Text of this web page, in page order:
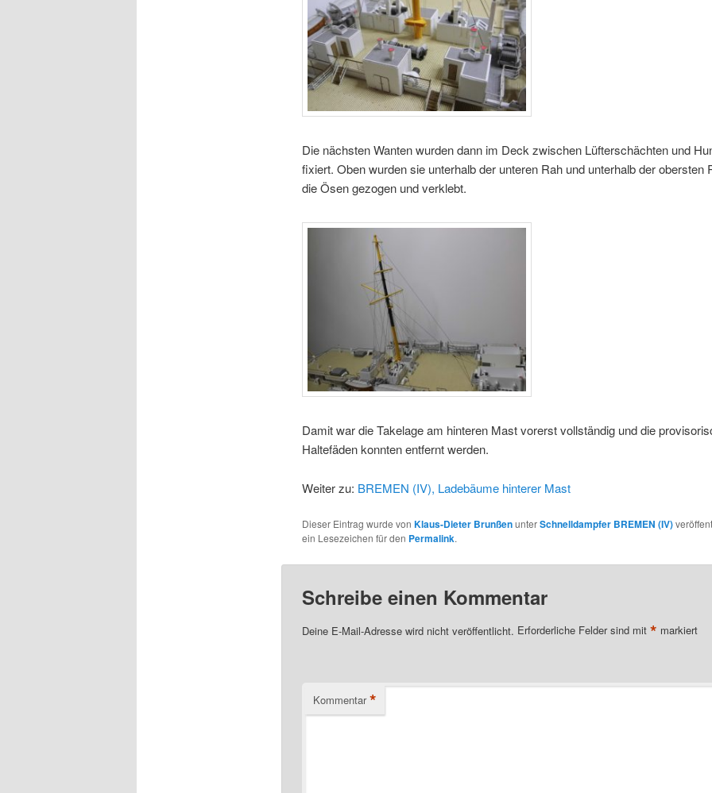
Die nächsten Wanten wurden dann im Deck zwischen Lüfterschächten und
fixiert. Oben wurden sie unterhalb der unteren Rah und unterhalb der obersten
die Ösen gezogen und verklebt.
Damit war die Takelage am hinteren Mast vorerst vollständig und die
Haltefäden konnten entfernt werden.
Weiter zu: BREMEN (IV), Ladebäume hinterer Mast
Dieser Eintrag wurde von Klaus-Dieter BrunßenunterSchnelldampfer BREMEN (IV)
ein Lesezeichen für den Permalink.
Schreibe einen Kommentar
Deine E-Mail-Adresse wird nicht veröffentlicht. Erforderliche Felder sind mit * markiert
Kommentar *